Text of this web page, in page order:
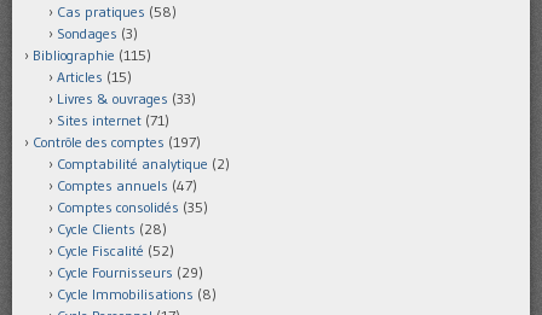
Cas pratiques (58)
Sondages (3)
Bibliographie (115)
Articles (15)
Livres & ouvrages (33)
Sites internet (71)
Contrôle des comptes (197)
Comptabilité analytique (2)
Comptes annuels (47)
Comptes consolidés (35)
Cycle Clients (28)
Cycle Fiscalité (52)
Cycle Fournisseurs (29)
Cycle Immobilisations (8)